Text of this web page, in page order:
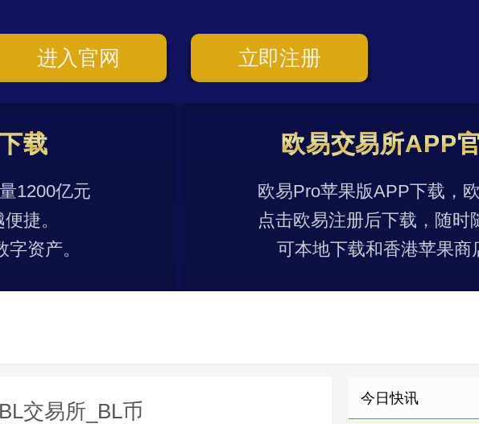
进入官网 立即注册
载
1200亿元
捷。
资产。
欧易交易所APP
欧易Pro苹果版APP下载，
点击欧易注册后下载，随时
可本地下载和香港苹果商
交易所_BL币
今日快讯